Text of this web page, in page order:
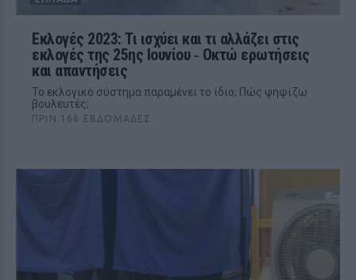
Εκλογές 2023: Τι ισχύει και τι αλλάζει στις
εκλογές της 25ης Ιουνίου ‑ Οκτώ ερωτήσεις
και απαντήσεις
Το εκλογικό σύστημα παραμένει το ίδιο; Πώς ψηφίζω
βουλευτές;
ΠΡΙΝ 166 ΕΒΔΟΜΆΔΕΣ